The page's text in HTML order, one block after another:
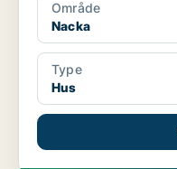
Område
Nacka
Type
Hus